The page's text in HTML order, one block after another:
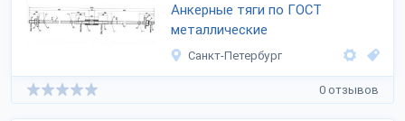
Анкерные тяги по ГОСТ
металлические
Санкт-Петербург
0 отзывов